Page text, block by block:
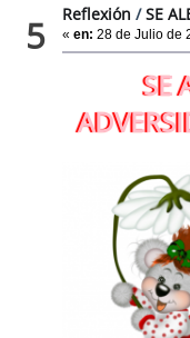
5 Reflexión /SE
«en: 28 de Julio de
SE